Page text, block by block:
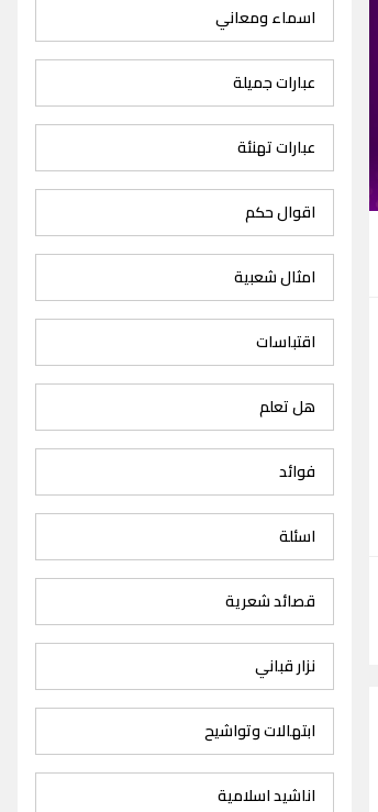
اسماء ومعاني
عبارات جميلة
عبارات تهنئة
اقوال حكم
امثال شعبية
اقتباسات
هل تعلم
فوائد
اسئلة
قصائد شعرية
نزار قباني
ابتهالات وتواشيح
اناشيد اسلامية